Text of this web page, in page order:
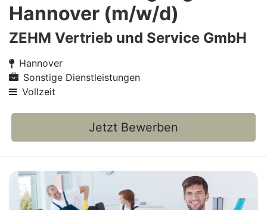
Hannover (m/w/d)
ZEHM Vertrieb und Service GmbH
Hannover
Sonstige Dienstleistungen
Vollzeit
Jetzt Bewerben